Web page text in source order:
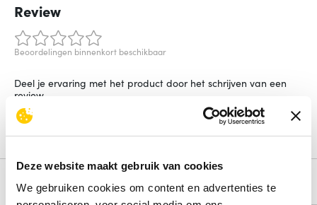
Deze website maakt gebruik van cookies
We gebruiken cookies om content en advertenties te
Review
Beoordelingen binnenkort beschikbaar
Deel je ervaring met het product door het schrijven van een
review.
Schrijf een review
Alternatieven